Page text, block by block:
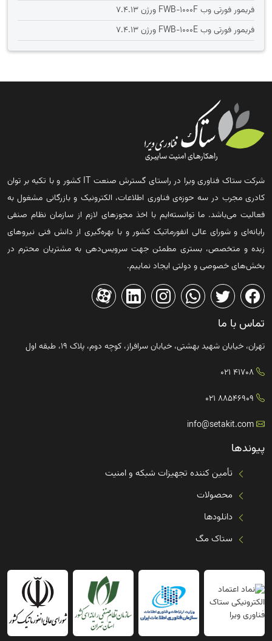
فریمور فورتی وب FWB-1000F ورژن 7.4.13
فریمور فورتی وب FWB-1000E ورژن 7.4.13
شرکت ستاک فناوری ویرا در راستای گسترش صنعت IT کشور و با تکیه بر توان
کادری مجرب در سه حوزه‌ی فناوری اطلاعات، الکترونیک و بازرگانی مشغول به
فعالیت می‌باشد. ما توانسته‌ایم با اخذ مجوزهای لازم از سازمان نظام صنفی
رایانه‌ای و شورای عالی انفورماتیک کشور و با بهره‌گیری از دانش فنی نیروهای
زبده و متخصص، بستری مطمئن جهت سرویس‌دهی به مشتریان محترم در
بخش‌های خصوصی و دولتی ایجاد نماییم.
تماس با ما
تهران، خیابان شهید بهشتی، خیابان سرافراز، کوچه دوم، پلاک ۱۹، طبقه اول
41708 021
88546909 021
info@setakit.com
پیوندها
تأمین کننده تجهیزات شبکه و امنیت
محصولات
دانلودها
ستاک مگ